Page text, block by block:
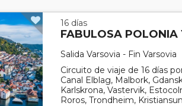
16 días
FABULOSA POLONIA
Salida Varsovia - Fin Varsovia
Circuito de viaje de 16 días
Canal Elblag, Malbork,
Karlskrona, Vastervik,
Roros, Trondheim,